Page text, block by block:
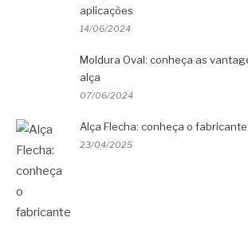
aplicações
14/06/2024
Moldura Oval: conheça as
alça
07/06/2024
Alça Flecha: conheça o
23/04/2025